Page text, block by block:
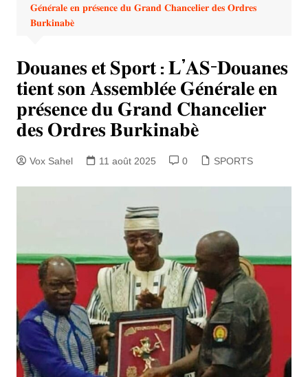
𝐆𝐞́𝐧𝐞́𝐫𝐚𝐥𝐞 𝐞𝐧 𝐩𝐫𝐞́𝐬𝐞𝐧𝐜𝐞 𝐝𝐮 𝐆𝐫𝐚𝐧𝐝 𝐂𝐡𝐚𝐧𝐜𝐞𝐥𝐢𝐞𝐫 𝐝𝐞𝐬 𝐎𝐫𝐝𝐫𝐞𝐬
𝐁𝐮𝐫𝐤𝐢𝐧𝐚𝐛𝐞̀
𝐃𝐨𝐮𝐚𝐧𝐞𝐬 𝐞𝐭 𝐒𝐩𝐨𝐫𝐭 : 𝐋’𝐀𝐒-𝐃𝐨𝐮𝐚𝐧𝐞𝐬
𝐭𝐢𝐞𝐧𝐭 𝐬𝐨𝐧 𝐀𝐬𝐬𝐞𝐦𝐛𝐥𝐞́𝐞 𝐆𝐞́𝐧𝐞́𝐫𝐚𝐥𝐞 𝐞𝐧
𝐩𝐫𝐞́𝐬𝐞𝐧𝐜𝐞 𝐝𝐮 𝐆𝐫𝐚𝐧𝐝 𝐂𝐡𝐚𝐧𝐜𝐞𝐥𝐢𝐞𝐫
𝐝𝐞𝐬 𝐎𝐫𝐝𝐫𝐞𝐬 𝐁𝐮𝐫𝐤𝐢𝐧𝐚𝐛𝐞̀
Vox Sahel 11 août 2025 0 SPORTS